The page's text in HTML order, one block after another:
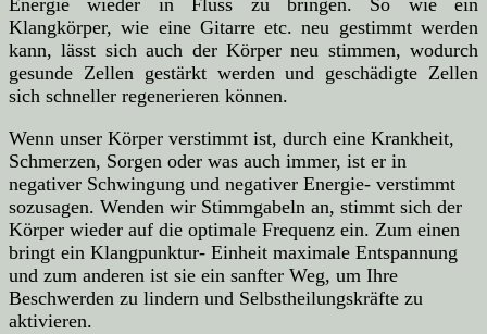
Energie wieder in Fluss zu bringen. So wie ein
Klangkörper, wie eine Gitarre etc. neu gestimmt werden
kann, lässt sich auch der Körper neu stimmen, wodurch
gesunde Zellen gestärkt werden und geschädigte Zellen
sich schneller regenerieren können.
Wenn unser Körper verstimmt ist, durch eine Krankheit,
Schmerzen, Sorgen oder was auch immer, ist er in
negativer Schwingung und negativer Energie- verstimmt
sozusagen. Wenden wir Stimmgabeln an, stimmt sich der
Körper wieder auf die optimale Frequenz ein. Zum einen
bringt ein Klangpunktur- Einheit maximale Entspannung
und zum anderen ist sie ein sanfter Weg, um Ihre
Beschwerden zu lindern und Selbstheilungskräfte zu
aktivieren.